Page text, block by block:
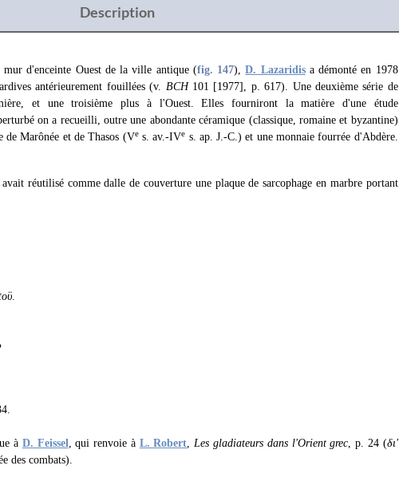
Description
d'enceinte Ouest de la ville antique (fig. 147),D. Lazaridisa démonté en 1978
antérieurement fouillées (v. BCH 101 [1977], p. 617). Une deuxième série de
et une troisième plus à l'Ouest. Elles fourniront la matière d'une étude
on a recueilli, outre une abondante céramique (classique, romaine et byzantine)
de Marônée et de Thasos (Ves. av.-IVe s. ap. J.-C.) et une monnaie fourrée d'Abdère.
réutilisé comme dalle de couverture une plaque de sarcophage en marbre portant
.
à D. Feissel, qui renvoie à L. Robert,Les gladiateurs dans l'Orient grec, p. 24 (δι'
des combats).